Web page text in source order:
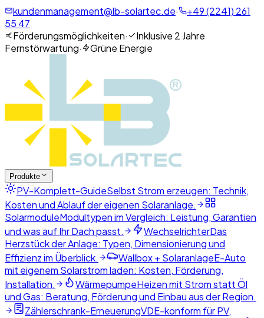
kundenmanagement@lb-solartec.de·
+49 (2241) 261
55 47
Förderungsmöglichkeiten·
Inklusive 2 Jahre
Fernstörwartung· Grüne Energie
Produkte
PV-Komplett-GuideSelbst Strom erzeugen: Technik,
Kosten und Ablauf der eigenen Solaranlage.
SolarmoduleModultypen im Vergleich: Leistung, Garantien
und was auf Ihr Dach passt.
WechselrichterDas
Herzstück der Anlage: Typen, Dimensionierung und
Effizienz im Überblick.
Wallbox + SolaranlageE-Auto
mit eigenem Solarstrom laden: Kosten, Förderung,
Installation.
WärmepumpeHeizen mit Strom statt Öl
und Gas: Beratung, Förderung und Einbau aus der Region.
Zählerschrank-ErneuerungVDE-konform für PV,